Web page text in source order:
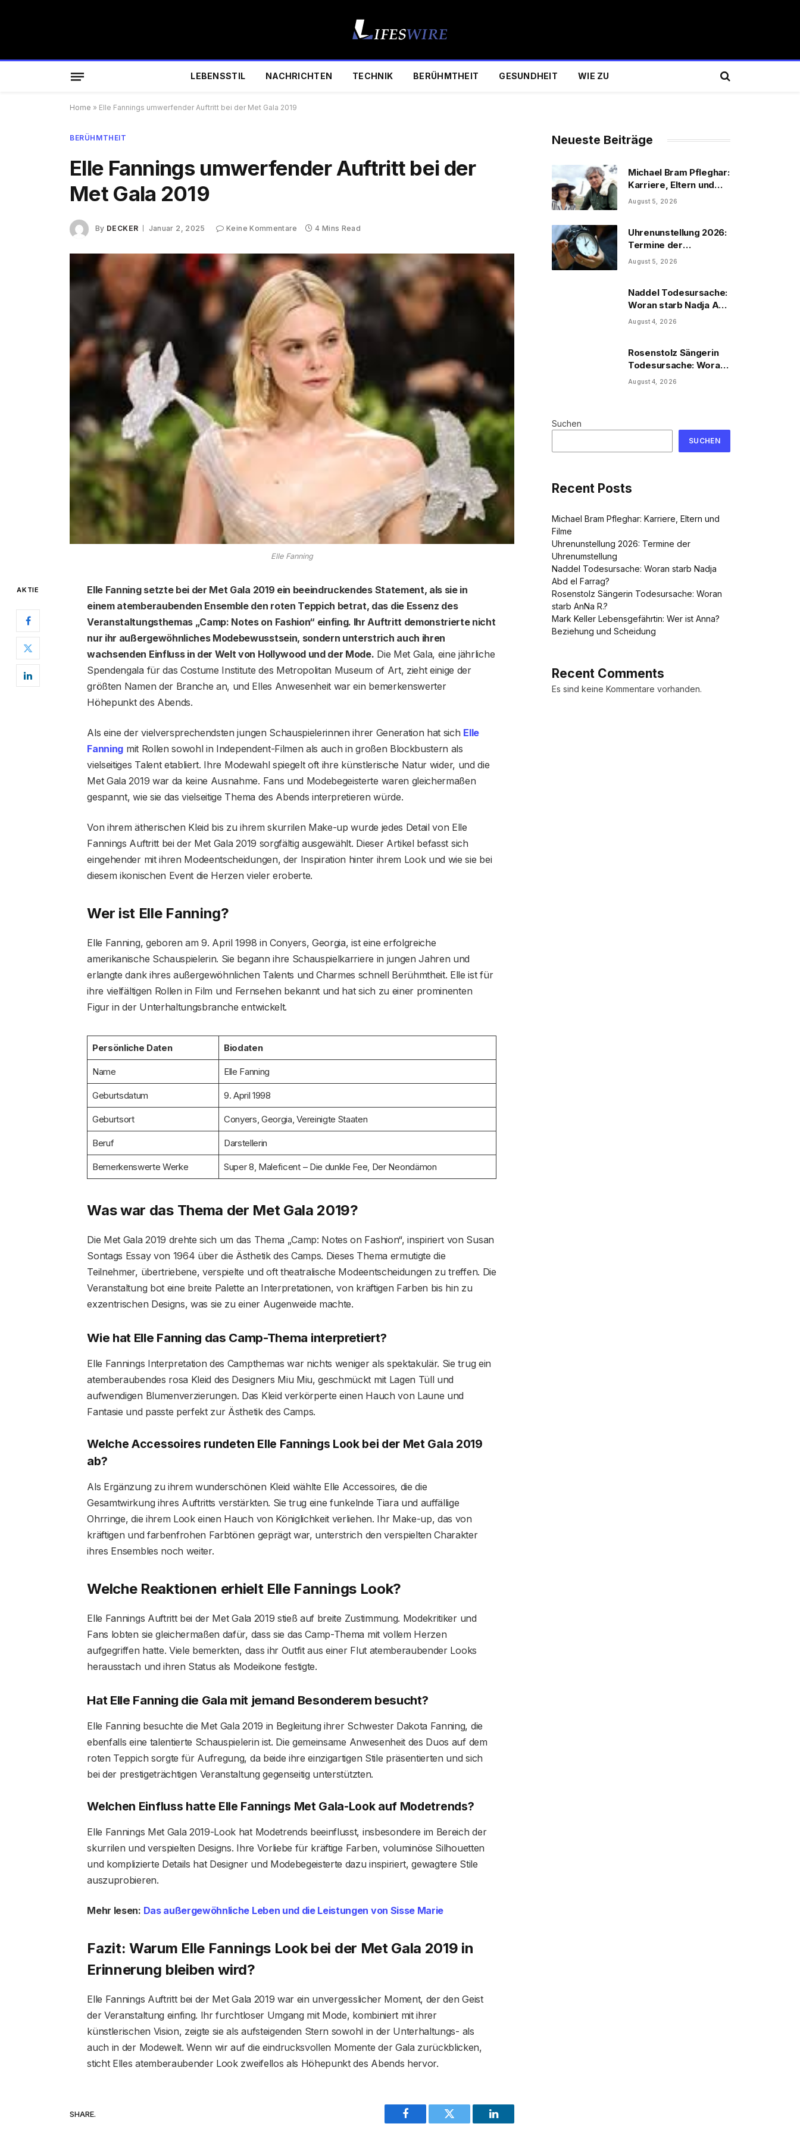
LEBENSSTIL NACHRICHTEN TECHNIK BERÜHMTHEIT GESUNDHEIT WIE ZU
Home » Elle Fannings umwerfender Auftritt bei der Met Gala 2019
BERÜHMTHEIT
Elle Fannings umwerfender Auftritt bei der
Met Gala 2019
By DECKER Januar 2, 2025 Keine Kommentare 4 Mins Read
Elle Fanning
AKTIE
Elle Fanning setzte bei der Met Gala 2019 ein beeindruckendes Statement, als sie in
einem atemberaubenden Ensemble den roten Teppich betrat, das die Essenz des
Veranstaltungsthemas „Camp: Notes on Fashion“ einfing. Ihr Auftritt demonstrierte nicht
nur ihr außergewöhnliches Modebewusstsein, sondern unterstrich auch ihren
wachsenden Einfluss in der Welt von Hollywood und der Mode. Die Met Gala, eine jährliche
Spendengala für das Costume Institute des Metropolitan Museum of Art, zieht einige der
größten Namen der Branche an, und Elles Anwesenheit war ein bemerkenswerter
Höhepunkt des Abends.
Als eine der vielversprechendsten jungen Schauspielerinnen ihrer Generation hat sich Elle
Fanning mit Rollen sowohl in Independent-Filmen als auch in großen Blockbustern als
vielseitiges Talent etabliert. Ihre Modewahl spiegelt oft ihre künstlerische Natur wider, und die
Met Gala 2019 war da keine Ausnahme. Fans und Modebegeisterte waren gleichermaßen
gespannt, wie sie das vielseitige Thema des Abends interpretieren würde.
Von ihrem ätherischen Kleid bis zu ihrem skurrilen Make-up wurde jedes Detail von Elle
Fannings Auftritt bei der Met Gala 2019 sorgfältig ausgewählt. Dieser Artikel befasst sich
eingehender mit ihren Modeentscheidungen, der Inspiration hinter ihrem Look und wie sie bei
diesem ikonischen Event die Herzen vieler eroberte.
Wer ist Elle Fanning?
Elle Fanning, geboren am 9. April 1998 in Conyers, Georgia, ist eine erfolgreiche
amerikanische Schauspielerin. Sie begann ihre Schauspielkarriere in jungen Jahren und
erlangte dank ihres außergewöhnlichen Talents und Charmes schnell Berühmtheit. Elle ist für
ihre vielfältigen Rollen in Film und Fernsehen bekannt und hat sich zu einer prominenten
Figur in der Unterhaltungsbranche entwickelt.
Persönliche Daten Biodaten
Name Elle Fanning
Geburtsdatum 9. April 1998
Geburtsort Conyers, Georgia, Vereinigte Staaten
Beruf Darstellerin
Bemerkenswerte Werke Super 8, Maleficent – ​​Die dunkle Fee, Der Neondämon
Was war das Thema der Met Gala 2019?
Die Met Gala 2019 drehte sich um das Thema „Camp: Notes on Fashion“, inspiriert von Susan
Sontags Essay von 1964 über die Ästhetik des Camps. Dieses Thema ermutigte die
Teilnehmer, übertriebene, verspielte und oft theatralische Modeentscheidungen zu treffen. Die
Veranstaltung bot eine breite Palette an Interpretationen, von kräftigen Farben bis hin zu
exzentrischen Designs, was sie zu einer Augenweide machte.
Wie hat Elle Fanning das Camp-Thema interpretiert?
Elle Fannings Interpretation des Campthemas war nichts weniger als spektakulär. Sie trug ein
atemberaubendes rosa Kleid des Designers Miu Miu, geschmückt mit Lagen Tüll und
aufwendigen Blumenverzierungen. Das Kleid verkörperte einen Hauch von Laune und
Fantasie und passte perfekt zur Ästhetik des Camps.
Welche Accessoires rundeten Elle Fannings Look bei der Met Gala 2019
ab?
Als Ergänzung zu ihrem wunderschönen Kleid wählte Elle Accessoires, die die
Gesamtwirkung ihres Auftritts verstärkten. Sie trug eine funkelnde Tiara und auffällige
Ohrringe, die ihrem Look einen Hauch von Königlichkeit verliehen. Ihr Make-up, das von
kräftigen und farbenfrohen Farbtönen geprägt war, unterstrich den verspielten Charakter
ihres Ensembles noch weiter.
Welche Reaktionen erhielt Elle Fannings Look?
Elle Fannings Auftritt bei der Met Gala 2019 stieß auf breite Zustimmung. Modekritiker und
Fans lobten sie gleichermaßen dafür, dass sie das Camp-Thema mit vollem Herzen
aufgegriffen hatte. Viele bemerkten, dass ihr Outfit aus einer Flut atemberaubender Looks
herausstach und ihren Status als Modeikone festigte.
Hat Elle Fanning die Gala mit jemand Besonderem besucht?
Elle Fanning besuchte die Met Gala 2019 in Begleitung ihrer Schwester Dakota Fanning, die
ebenfalls eine talentierte Schauspielerin ist. Die gemeinsame Anwesenheit des Duos auf dem
roten Teppich sorgte für Aufregung, da beide ihre einzigartigen Stile präsentierten und sich
bei der prestigeträchtigen Veranstaltung gegenseitig unterstützten.
Welchen Einfluss hatte Elle Fannings Met Gala-Look auf Modetrends?
Elle Fannings Met Gala 2019-Look hat Modetrends beeinflusst, insbesondere im Bereich der
skurrilen und verspielten Designs. Ihre Vorliebe für kräftige Farben, voluminöse Silhouetten
und komplizierte Details hat Designer und Modebegeisterte dazu inspiriert, gewagtere Stile
auszuprobieren.
Mehr lesen: Das außergewöhnliche Leben und die Leistungen von Sisse Marie
Fazit: Warum Elle Fannings Look bei der Met Gala 2019 in
Erinnerung bleiben wird?
Elle Fannings Auftritt bei der Met Gala 2019 war ein unvergesslicher Moment, der den Geist
der Veranstaltung einfing. Ihr furchtloser Umgang mit Mode, kombiniert mit ihrer
künstlerischen Vision, zeigte sie als aufsteigenden Stern sowohl in der Unterhaltungs- als
auch in der Modewelt. Wenn wir auf die eindrucksvollen Momente der Gala zurückblicken,
sticht Elles atemberaubender Look zweifellos als Höhepunkt des Abends hervor.
SHARE.
Facebook Twitter LinkedIn
Neueste Beiträge
Michael Bram Pfleghar:
Karriere, Eltern und
Filme
August 5, 2026
Uhrenunstellung 2026:
Termine der
Uhrenumstellung
August 5, 2026
Naddel Todesursache:
Woran starb Nadja Abd
el Farrag?
August 4, 2026
Rosenstolz Sängerin
Todesursache: Woran
starb AnNa R.?
August 4, 2026
Suchen
SUCHEN
Recent Posts
Michael Bram Pfleghar: Karriere, Eltern und
Filme
Uhrenunstellung 2026: Termine der
Uhrenumstellung
Naddel Todesursache: Woran starb Nadja
Abd el Farrag?
Rosenstolz Sängerin Todesursache: Woran
starb AnNa R.?
Mark Keller Lebensgefährtin: Wer ist Anna?
Beziehung und Scheidung
Recent Comments
Es sind keine Kommentare vorhanden.